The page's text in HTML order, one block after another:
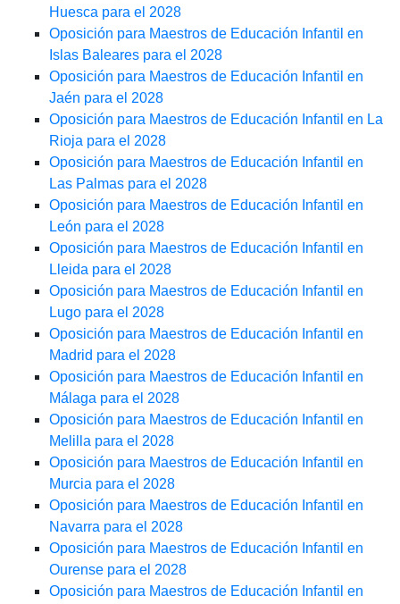
Huesca para el 2028
Oposición para Maestros de Educación Infantil en
Islas Baleares para el 2028
Oposición para Maestros de Educación Infantil en
Jaén para el 2028
Oposición para Maestros de Educación Infantil en La
Rioja para el 2028
Oposición para Maestros de Educación Infantil en
Las Palmas para el 2028
Oposición para Maestros de Educación Infantil en
León para el 2028
Oposición para Maestros de Educación Infantil en
Lleida para el 2028
Oposición para Maestros de Educación Infantil en
Lugo para el 2028
Oposición para Maestros de Educación Infantil en
Madrid para el 2028
Oposición para Maestros de Educación Infantil en
Málaga para el 2028
Oposición para Maestros de Educación Infantil en
Melilla para el 2028
Oposición para Maestros de Educación Infantil en
Murcia para el 2028
Oposición para Maestros de Educación Infantil en
Navarra para el 2028
Oposición para Maestros de Educación Infantil en
Ourense para el 2028
Oposición para Maestros de Educación Infantil en